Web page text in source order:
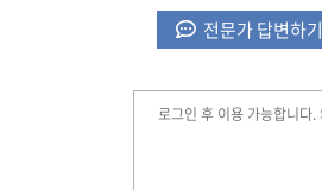
전문가 답변하기